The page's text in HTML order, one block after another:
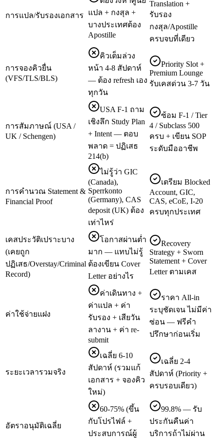
การแปล/รับรองเอกสาร
แปล + กงสุล +
บางประเทศต้อง
Apostille
Translation +
รับรอง
กงสุล/Apostille
ครบจบที่เดียว
การจองคิวยื่น
(VFS/TLS/BLS)
คิวเต็มล่วง
หน้า 4-8 สัปดาห์
— ต้อง refresh เอง
ทุกวัน
Priority Slot +
Premium Lounge
รับเคสด่วน 3-7 วัน
การสัมภาษณ์ (USA /
UK / Schengen)
USA F-1 ถาม
เชิงลึก Study Plan
+ Intent — ตอบ
พลาด = ปฏิเสธ
214(b)
ซ้อม F-1 / Tier
4 / Subclass 500
ครบ + เขียน SOP
ระดับมืออาชีพ
การคำนวณ Statement &
Financial Proof
ไม่รู้ว่า GIC
(Canada),
Sperrkonto
(Germany), CAS
deposit (UK) ต้อง
เท่าไหร่
เตรียม Blocked
Account, GIC,
CAS, eCoE, I-20
ครบทุกประเทศ
เคสประวัติเปราะบาง
(เคยถูก
ปฏิเสธ/Overstay/Criminal
Record)
โอกาสผ่านต่ำ
มาก — แทบไม่รู้
ต้องเขียน Cover
Letter อย่างไร
Recovery
Strategy + Sworn
Statement + Cover
Letter ตามเคส
ค่าใช้จ่ายแฝง
ค่าเดินทาง +
ค่าแปล + ค่า
รับรอง + เสียวัน
ลางาน + ค่า re-
submit
ราคา All-in
ระบุชัดเจน ไม่มีค่า
ซ่อน — ฟรีคำ
ปรึกษาก่อนเริ่ม
ระยะเวลารวมจริง
เฉลี่ย 6-10
สัปดาห์ (รวมแก้
เอกสาร + จองคิว
ใหม่)
เฉลี่ย 2-4
สัปดาห์ (Priority +
ครบรอบเดียว)
อัตราอนุมัติเฉลี่ย
60-75% (ขึ้น
กับโปรไฟล์ +
ประสบการณ์ผู้
99.8% — รับ
ประกันคืนค่า
บริการถ้าไม่ผ่าน